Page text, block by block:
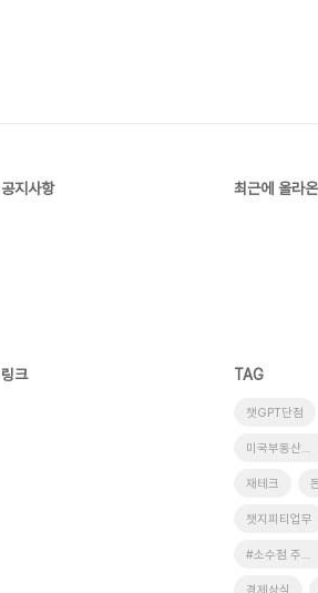
공지사항 최근에 올라
링크 TAG
챗GPT단점
미국부동산취득절차 #미국부동산투자가이드 #미부가
재테크
챗지피티업무
#소수점 주식 #소수점 주식 거래 #소수점 주식 투자 #사회초년생 재테크 #소액 주식 투자 #소수점 주식 거래 후기 #소수점 주식 수익률 #배당금 받는 소수점 주식 #해외 소수점 주식 #주식 초보 재테크